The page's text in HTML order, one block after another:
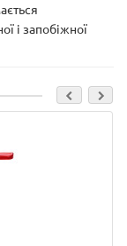
і запобіжної